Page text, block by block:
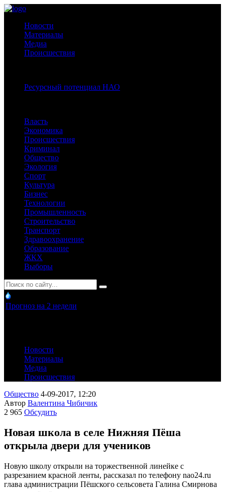
Новости
Материалы
Медиа
Происшествия
Ресурсный потенциал НАО
Власть
Экономика
Происшествия
Криминал
Общество
Экология
Спорт
Культура
Бизнес
Технологии
Промышленность
Строительство
Транспорт
Здравоохранение
Образование
ЖКХ
Выборы
Прогноз на 2 недели
Новости
Материалы
Медиа
Происшествия
Общество 4-09-2017, 12:20
Автор Валентина Чибичик
2 965 Обсудить
Новая школа в селе Нижняя Пёша
открыла двери для учеников
Новую школу открыли на торжественной линейке с
разрезанием красной ленты, рассказал по телефону nao24.ru
глава администрации Пёшского сельсовета Галина Смирнова